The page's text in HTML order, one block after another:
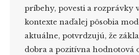
príbehy, povesti a rozprávky
kontexte naďalej pôsobia
aktuálne, potvrdzujú, že
dobra a pozitívna hodnotová